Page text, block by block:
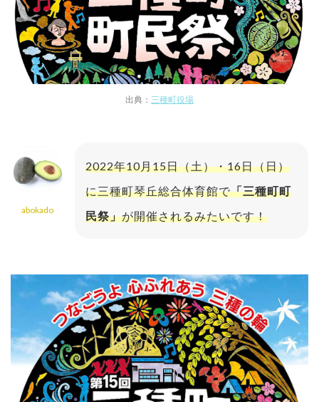
出典： 三種町役場
abokado
2022年10月15日（土）・16日（日）
に三種町琴丘総合体育館で「三種町町
民祭」が開催されるみたいです！